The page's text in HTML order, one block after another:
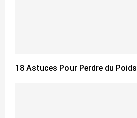
18 Astuces Pour Perdre du Poids